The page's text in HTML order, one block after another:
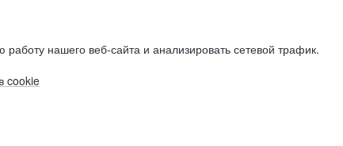
нашего веб-сайта и анализировать сетевой трафик.
cookie